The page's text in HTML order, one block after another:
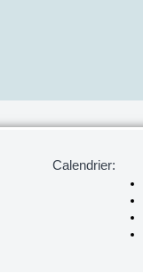
Calendrier: